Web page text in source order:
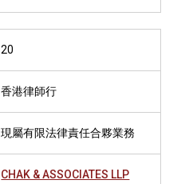
20
香港律師行
現屬有限法律責任合夥業務
CHAK & ASSOCIATES LLP